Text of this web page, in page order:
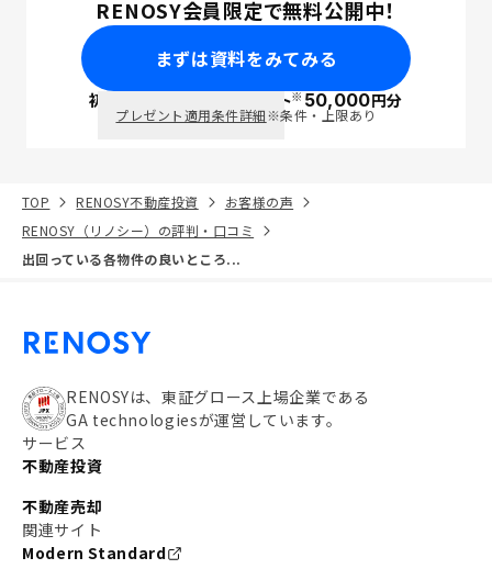
RENOSY会員限定で無料公開中！
まずは資料をみてみる
初回面談で ポイント※50,000円分
プレゼント適用条件詳細※条件・上限あり
TOP RENOSY不動産投資
お客様の声
RENOSY（リノシー）の評判・口コミ
出回っている各物件の良いところ...
RENOSYは、東証グロース上場企業である
GA technologiesが運営しています。
サービス
不動産投資
不動産売却
関連サイト
Modern Standard